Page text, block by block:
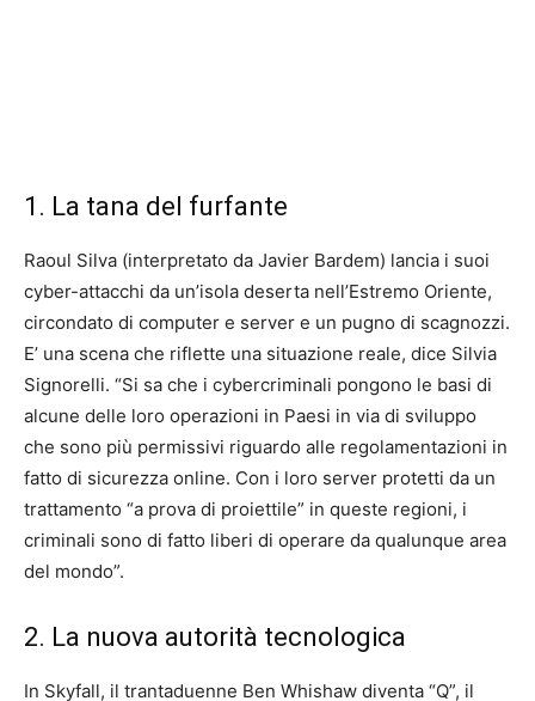
1. La tana del furfante
Raoul Silva (interpretato da Javier Bardem) lancia i suoi
cyber-attacchi da un’isola deserta nell’Estremo Oriente,
circondato di computer e server e un pugno di scagnozzi.
E’ una scena che riflette una situazione reale, dice Silvia
Signorelli. “Si sa che i cybercriminali pongono le basi di
alcune delle loro operazioni in Paesi in via di sviluppo
che sono più permissivi riguardo alle regolamentazioni in
fatto di sicurezza online. Con i loro server protetti da un
trattamento “a prova di proiettile” in queste regioni, i
criminali sono di fatto liberi di operare da qualunque area
del mondo”.
2. La nuova autorità tecnologica
In Skyfall, il trantaduenne Ben Whishaw diventa “Q”, il